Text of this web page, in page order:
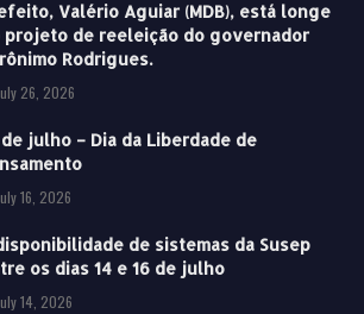
Valério Aguiar (MDB), está longe
projeto de reeleição do governador
Rodrigues.
26, 2026
de julho – Dia da Liberdade de
16, 2026
de sistemas da Susep
os dias 14 e 16 de julho
14, 2026